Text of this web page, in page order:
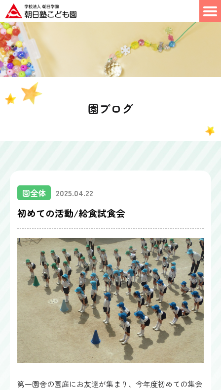
園ブログ
園全体 2025.04.22
初めての活動/給食試食会
第一園舎の園庭にお友達が集まり、今年度初めての集会